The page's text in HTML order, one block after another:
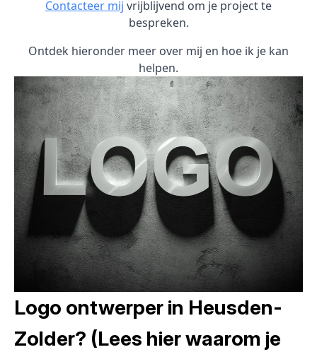
Contacteer mij vrijblijvend om je project te
bespreken.
Ontdek hieronder meer over mij en hoe ik je kan
helpen.
Logo ontwerper in Heusden-
Zolder? (Lees hier waarom je